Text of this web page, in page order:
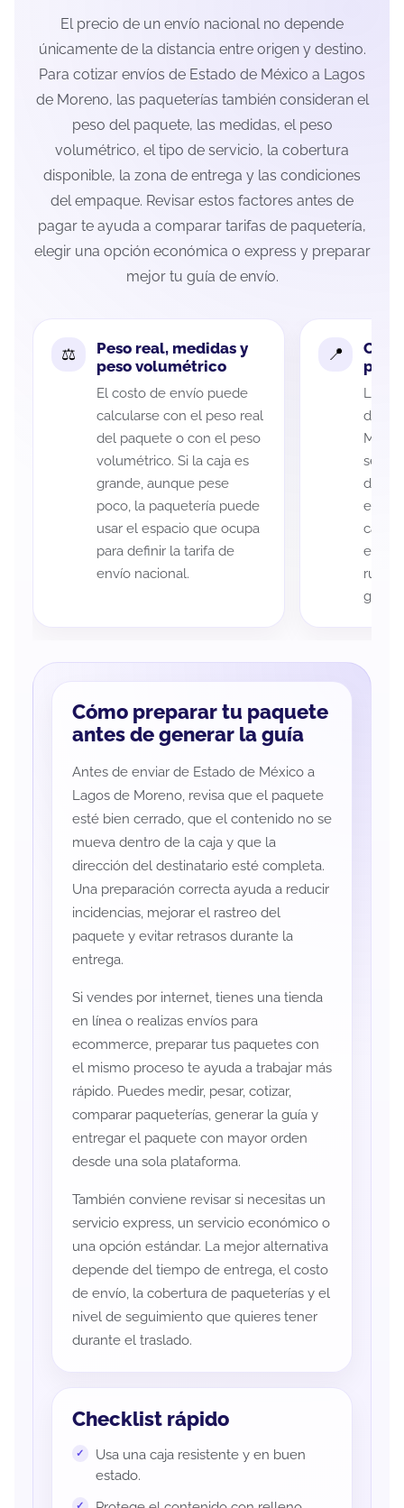
El precio de un envío nacional no depende
únicamente de la distancia entre origen y destino.
Para cotizar envíos de Estado de México a Lagos
de Moreno, las paqueterías también consideran el
peso del paquete, las medidas, el peso
volumétrico, el tipo de servicio, la cobertura
disponible, la zona de entrega y las condiciones
del empaque. Revisar estos factores antes de
pagar te ayuda a comparar tarifas de paquetería,
elegir una opción económica o express y preparar
mejor tu guía de envío.
Peso real, medidas y
peso volumétrico
El costo de envío puede
calcularse con el peso real
del paquete o con el peso
volumétrico. Si la caja es
grande, aunque pese
poco, la paquetería puede
usar el espacio que ocupa
para definir la tarifa de
envío nacional.
La
de
de
cada
es
ruta
guía
Cómo preparar tu paquete
antes de generar la guía
Antes de enviar de Estado de México a
Lagos de Moreno, revisa que el paquete
esté bien cerrado, que el contenido no se
mueva dentro de la caja y que la
dirección del destinatario esté completa.
Una preparación correcta ayuda a reducir
incidencias, mejorar el rastreo del
paquete y evitar retrasos durante la
entrega.
Si vendes por internet, tienes una tienda
en línea o realizas envíos para
ecommerce, preparar tus paquetes con
el mismo proceso te ayuda a trabajar más
rápido. Puedes medir, pesar, cotizar,
comparar paqueterías, generar la guía y
entregar el paquete con mayor orden
desde una sola plataforma.
También conviene revisar si necesitas un
servicio express, un servicio económico o
una opción estándar. La mejor alternativa
depende del tiempo de entrega, el costo
de envío, la cobertura de paqueterías y el
nivel de seguimiento que quieres tener
durante el traslado.
Checklist rápido
Usa una caja resistente y en buen
estado.